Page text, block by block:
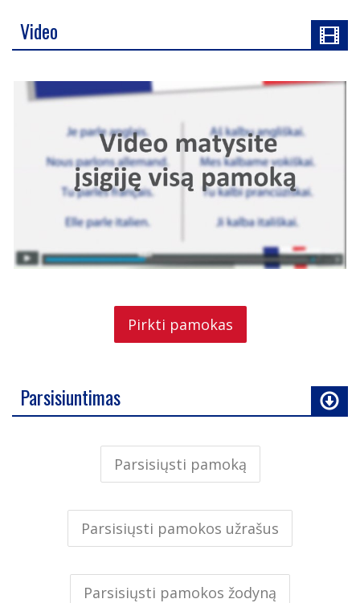
Video
Pirkti pamokas
Parsisiuntimas
Parsisiųsti pamoką
Parsisiųsti pamokos užrašus
Parsisiųsti pamokos žodyną